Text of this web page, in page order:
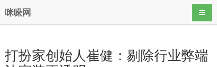
咪哚网 导航
打扮家创始人崔健：剔除行业弊端